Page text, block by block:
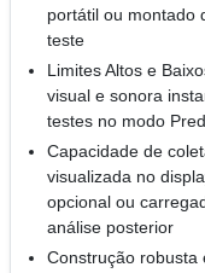
portátil ou montado
teste
Limites Altos e
visual e sonora
testes no modo
Capacidade de
visualizada no
opcional ou
análise posterior
Construção robusta